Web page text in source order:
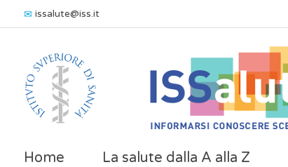
issalute@iss.it
Home La salute dalla A alla Z